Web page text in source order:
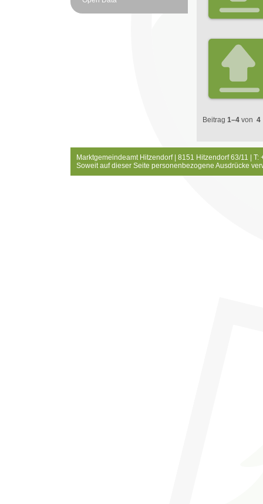
Beitrag 1–4 von 4
Marktgemeindeamt Hitzendorf | 8151 Hitzendorf 63/11 |
Soweit auf dieser Seite personenbezogene Ausdrücke